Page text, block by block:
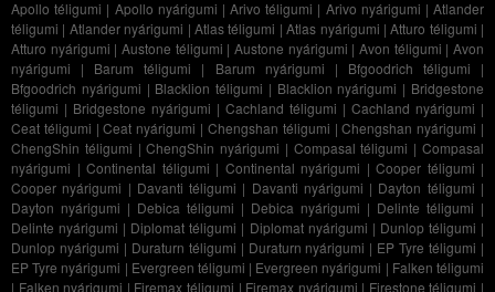
Apollo téligumi | Apollo nyárigumi |Arivo téligumi | Arivo nyárigumi |Atlander
téligumi | Atlander nyárigumi | Atlas téligumi |Atlas nyárigumi |Atturo téligumi |
Atturo nyárigumi |Austone téligumi |Austone nyárigumi |Avon téligumi |Avon
nyárigumi | Barum téligumi | Barum nyárigumi | Bfgoodrich téligumi |
Bfgoodrich nyárigumi | Blacklion téligumi | Blacklion nyárigumi | Bridgestone
téligumi | Bridgestone nyárigumi | Cachland téligumi | Cachland nyárigumi |
Ceat téligumi |Ceat nyárigumi | Chengshan téligumi |Chengshan nyárigumi |
ChengShin téligumi |ChengShin nyárigumi | Compasal téligumi |Compasal
nyárigumi | Continental téligumi | Continental nyárigumi | Cooper téligumi |
Cooper nyárigumi | Davanti téligumi | Davanti nyárigumi | Dayton téligumi |
Dayton nyárigumi | Debica téligumi | Debica nyárigumi | Delinte téligumi |
Delinte nyárigumi | Diplomat téligumi | Diplomat nyárigumi | Dunlop téligumi |
Dunlop nyárigumi | Duraturn téligumi | Duraturn nyárigumi | EP Tyre téligumi |
EP Tyre nyárigumi | Evergreen téligumi | Evergreen nyárigumi | Falken téligumi
| Falken nyárigumi | Firemax téligumi | Firemax nyárigumi | Firestone téligumi |